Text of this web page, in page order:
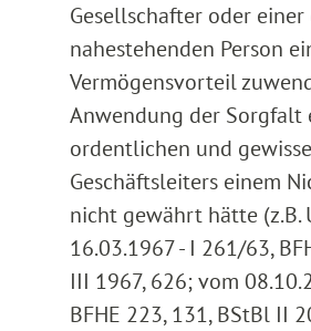
Gesellschafter oder einer
nahestehenden Person
Vermögensvorteil
Anwendung der Sorgfalt
ordentlichen und
Geschäftsleiters einem
nicht gewährt hätte (z.B.
16.03.1967 - I 261/63,
III 1967, 626; vom
BFHE 223, 131, BStBl II